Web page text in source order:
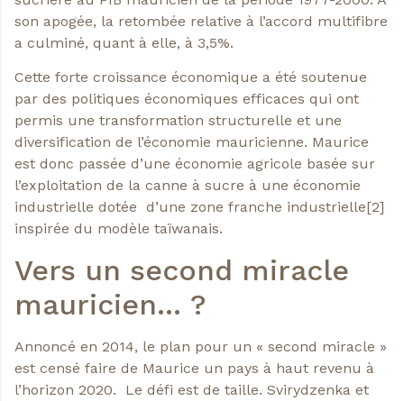
son apogée, la retombée relative à l’accord multifibre
a culminé, quant à elle, à 3,5%.
Cette forte croissance économique a été soutenue
par des politiques économiques efficaces qui ont
permis une transformation structurelle et une
diversification de l’économie mauricienne. Maurice
est donc passée d’une économie agri­cole basée sur
l’exploitation de la canne à sucre à une économie
industrielle dotée d’une zone franche industrielle[2]
ins­pirée du modèle taïwanais.
Vers un second miracle
mauricien… ?
Annoncé en 2014, le plan pour un « second miracle »
est censé faire de Maurice un pays à haut revenu à
l’horizon 2020. Le défi est de taille. Svirydzenka et